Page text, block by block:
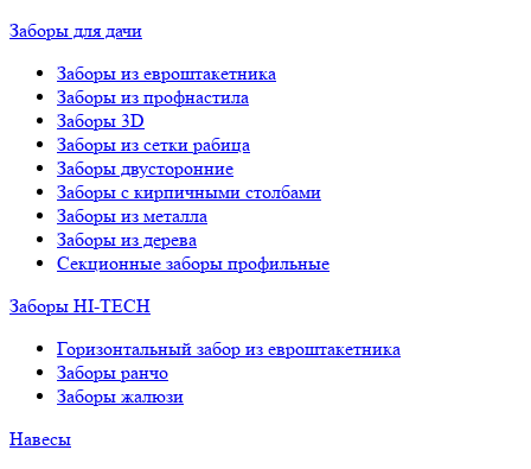
Заборы для дачи
Заборы из евроштакетника
Заборы из профнастила
Заборы 3D
Заборы из сетки рабица
Заборы двусторонние
Заборы с кирпичными столбами
Заборы из металла
Заборы из дерева
Секционные заборы профильные
Заборы HI-TECH
Горизонтальный забор из евроштакетника
Заборы ранчо
Заборы жалюзи
Навесы